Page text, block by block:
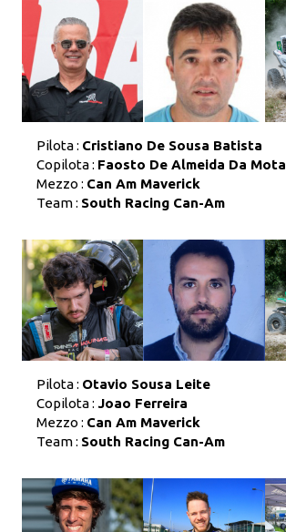
Pilota : Cristiano De Sousa Batista
Copilota : Faosto De Almeida Da Mota
Mezzo : Can Am Maverick
Team : South Racing Can-Am
Pilota : Otavio Sousa Leite
Copilota : Joao Ferreira
Mezzo : Can Am Maverick
Team : South Racing Can-Am